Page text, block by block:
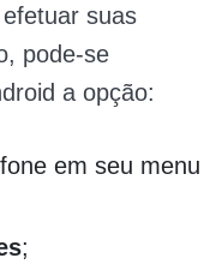
suas
pode-se
a opção:
em seu menu
;